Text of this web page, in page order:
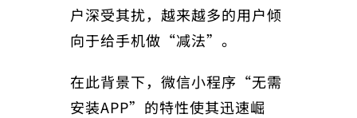
户深受其扰，越来越多的用户倾
向于给手机做“减法”。
在此背景下，微信小程序“无需
安装APP”的特性使其迅速崛